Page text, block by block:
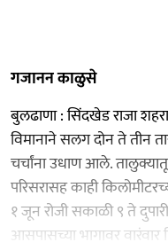
गजानन काळुसे
बुलढाणा : सिंदखेड राजा
विमानाने सलग दोन ते तीन
चर्चांना उधाण आले.
परिसरासह काही
१ जून रोजी सकाळी ९ ते
आसपासच्या भागावर वारंवार